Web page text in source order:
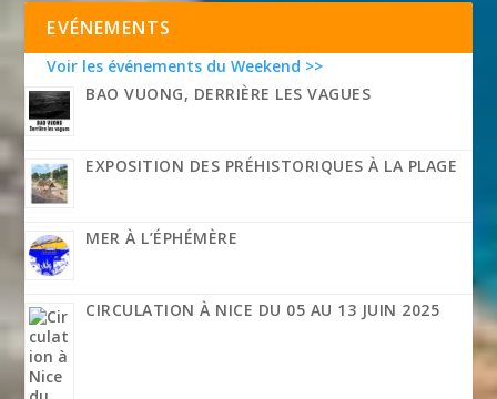
EVÉNEMENTS
Voir les événements du Weekend >>
BAO VUONG, DERRIÈRE LES VAGUES
EXPOSITION DES PRÉHISTORIQUES À LA PLAGE
MER À L’ÉPHÉMÈRE
CIRCULATION À NICE DU 05 AU 13 JUIN 2025